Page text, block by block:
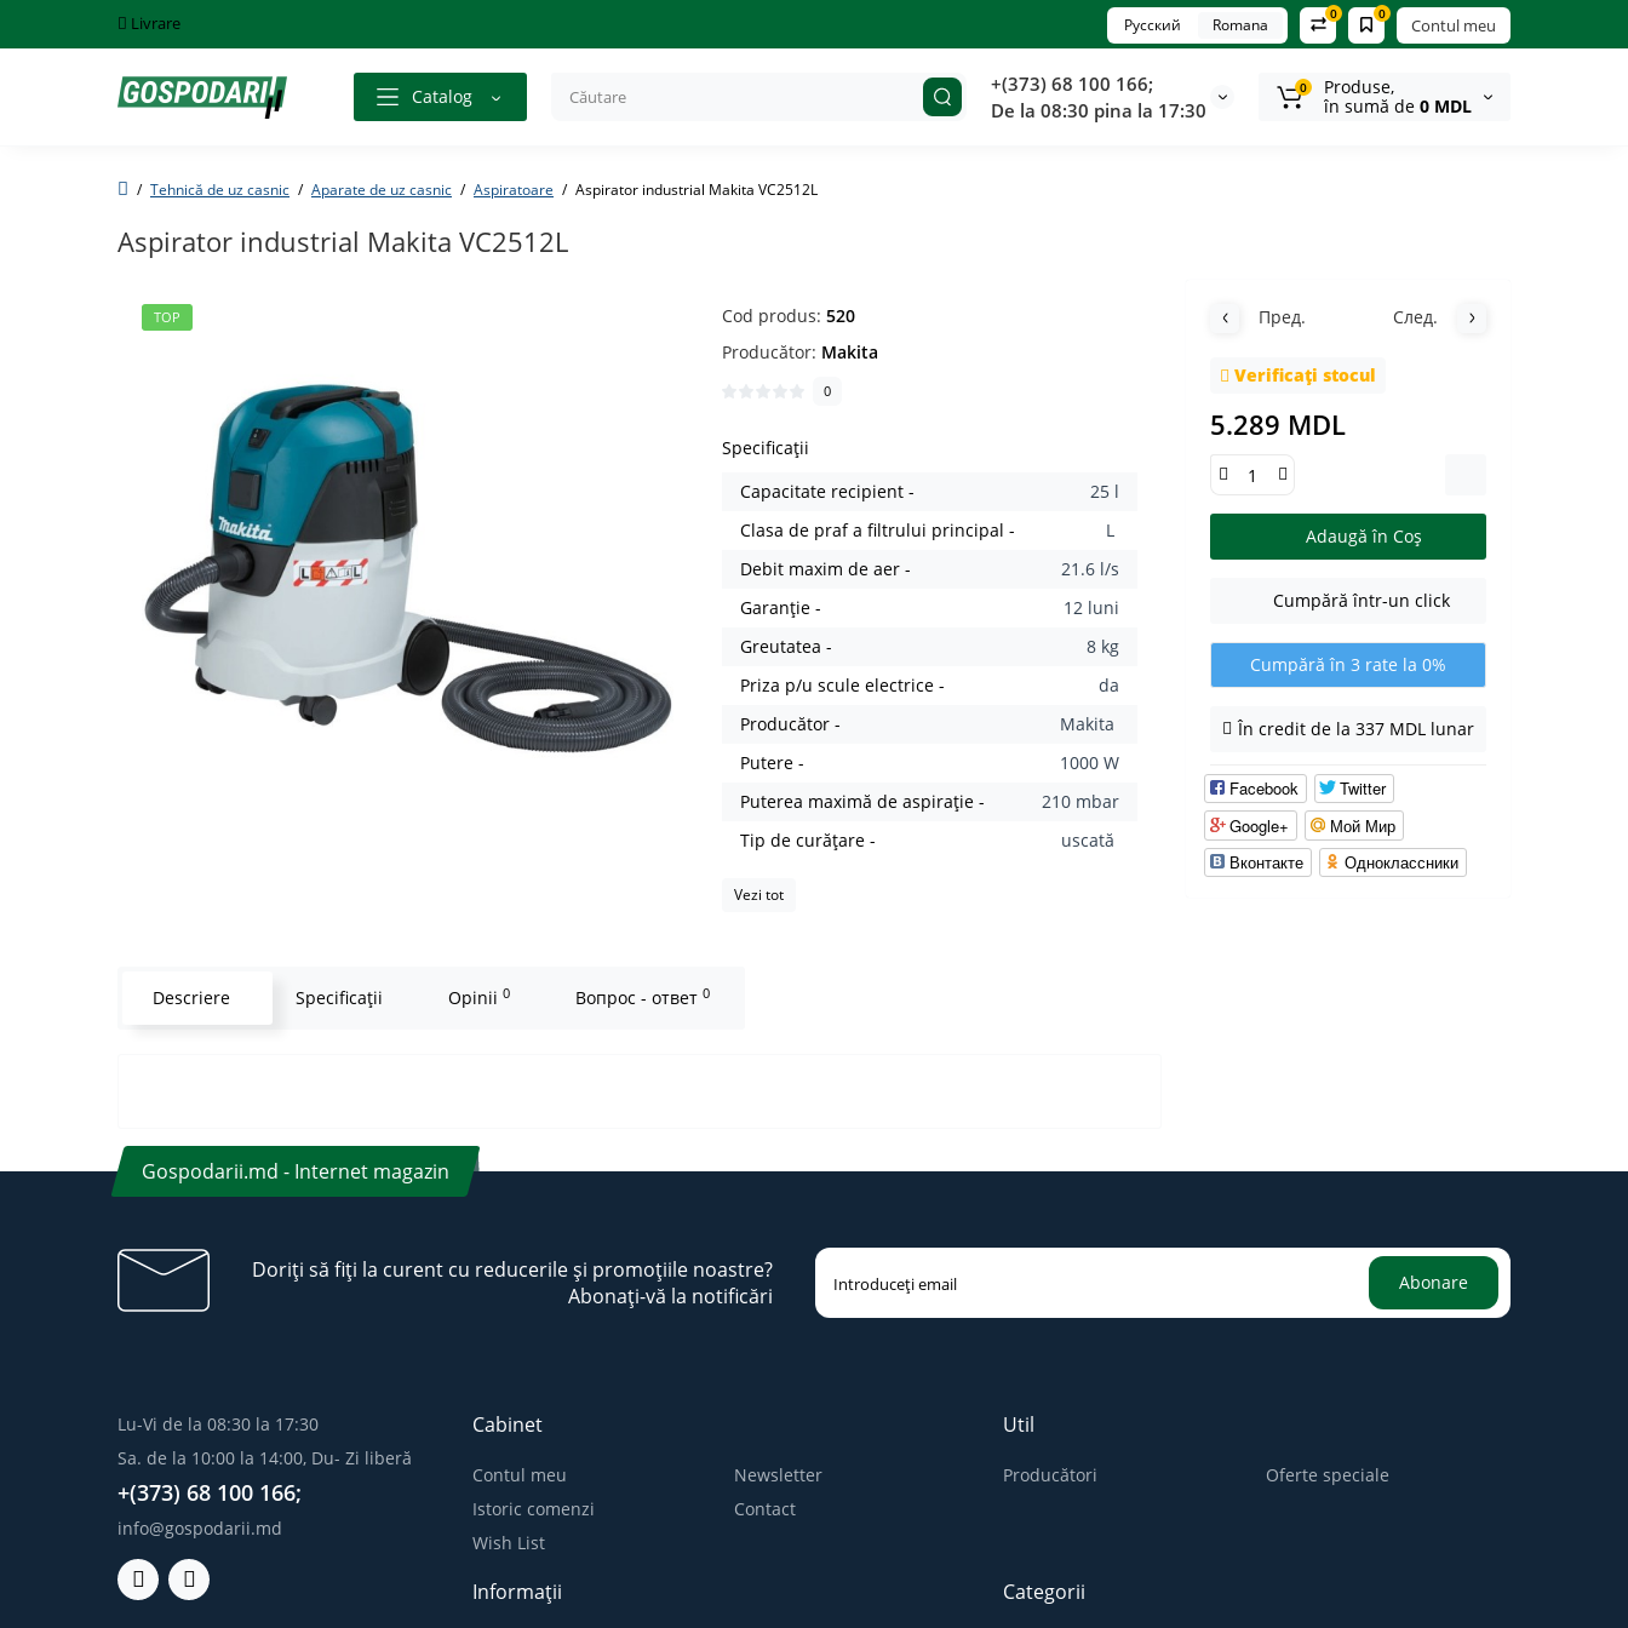
Livrare Contul meu
0
0
Русский Romana
Catalog
+(373) 68 100 166;
De la 08:30 pina la 17:30
0
Produse,
în sumă de 0 MDL
Tehnică de uz casnic Aparate de uz casnic Aspiratoare Aspirator industrial Makita VC2512L
Aspirator industrial Makita VC2512L
TOP Cod produs:520
Producător: Makita
0
Specificații
Capacitate recipient -
25 l
Clasa de praf a filtrului principal -
L
Debit maxim de aer -
21.6 l/s
Garanție -
12 luni
Greutatea -
8 kg
Priza p/u scule electrice -
da
Producător -
Makita
Putere -
1000 W
Puterea maximă de aspirație -
210 mbar
Tip de curățare -
uscată
Vezi tot
Пред. След.
Verificați stocul
5.289 MDL
Adaugă în Coş
Cumpără într-un click
Cumpără în 3 rate la 0%
În credit de la 337 MDL lunar
Facebook
Twitter
Google+
Мой Мир
Вконтакте
Одноклассники
Descriere Specificaţii Opinii 0 Вопрос - ответ 0
Gospodarii.md - Internet magazin
Doriți să fiți la curent cu reducerile și promoțiile noastre?
Abonați-vă la notificări
Abonare
Lu-Vi de la 08:30 la 17:30
Sa. de la 10:00 la 14:00, Du- Zi liberă
+(373) 68 100 166;
info@gospodarii.md
Cabinet
Contul meu
Istoric comenzi
Wish List
Newsletter
Contact
Util
Producători Oferte speciale
Informații Categorii